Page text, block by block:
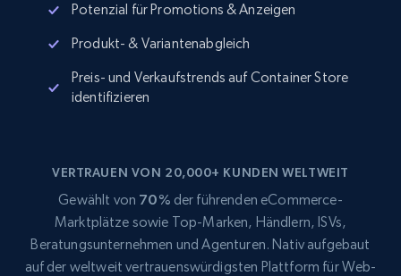
Potenzial für Promotions & Anzeigen
Produkt- & Variantenabgleich
Preis- und Verkaufstrends auf Container Store
identifizieren
VERTRAUEN VON 20,000+ KUNDEN WELTWEIT
Gewählt von 70% der führenden eCommerce-
Marktplätze sowie Top-Marken, Händlern, ISVs,
Beratungsunternehmen und Agenturen. Nativ aufgebaut
auf der weltweit vertrauenswürdigsten Plattform für Web-